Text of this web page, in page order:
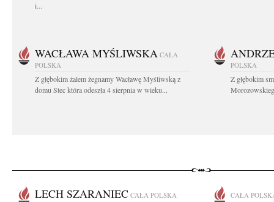
i...
WACŁAWA MYŚLIWSKA CAŁA
POLSKA
Z głębokim żalem żegnamy Wacławę Myśliwską z
domu Stec która odeszła 4 sierpnia w wieku...
POLSKA
Z głębokim
LECH SZARANIEC CAŁA POLSKA CAŁA